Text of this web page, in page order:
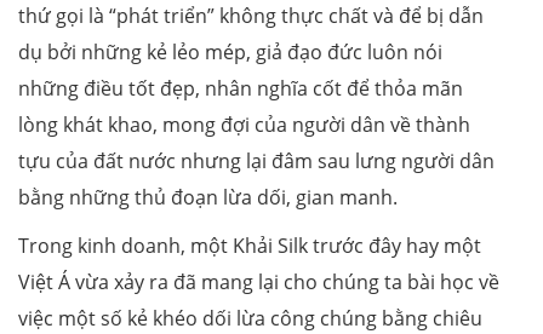
thứ gọi là “phát triển” không thực chất và để bị dẫn
dụ bởi những kẻ lẻo mép, giả đạo đức luôn nói
những điều tốt đẹp, nhân nghĩa cốt để thỏa mãn
lòng khát khao, mong đợi của người dân về thành
tựu của đất nước nhưng lại đâm sau lưng người dân
bằng những thủ đoạn lừa dối, gian manh.
Trong kinh doanh, một Khải Silk trước đây hay một
Việt Á vừa xảy ra đã mang lại cho chúng ta bài học về
việc một số kẻ khéo dối lừa công chúng bằng chiêu